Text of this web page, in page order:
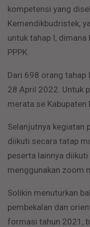
kompetensi yang
Kemendikbudristek,
untuk tahap I, dimana
PPPK.
Dari 698 orang tahap
28 April 2022. Untuk
merata se Kabupaten
Selanjutnya kegiatan
diikuti secara tatap
peserta lainnya
menggunakan zoom
Solikin menuturkan
pembekalan dan
formasi tahun 2021,